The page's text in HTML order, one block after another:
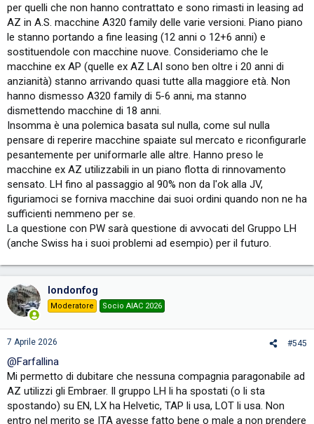
per quelli che non hanno contrattato e sono rimasti in leasing ad
AZ in A.S. macchine A320 family delle varie versioni. Piano piano
le stanno portando a fine leasing (12 anni o 12+6 anni) e
sostituendole con macchine nuove. Consideriamo che le
macchine ex AP (quelle ex AZ LAI sono ben oltre i 20 anni di
anzianità) stanno arrivando quasi tutte alla maggiore età. Non
hanno dismesso A320 family di 5-6 anni, ma stanno
dismettendo macchine di 18 anni.
Insomma è una polemica basata sul nulla, come sul nulla
pensare di reperire macchine spaiate sul mercato e riconfigurarle
pesantemente per uniformarle alle altre. Hanno preso le
macchine ex AZ utilizzabili in un piano flotta di rinnovamento
sensato. LH fino al passaggio al 90% non da l'ok alla JV,
figuriamoci se forniva macchine dai suoi ordini quando non ne ha
sufficienti nemmeno per se.
La questione con PW sarà questione di avvocati del Gruppo LH
(anche Swiss ha i suoi problemi ad esempio) per il futuro.
londonfog
Moderatore Socio AIAC 2026
7 Aprile 2026 #545
@Farfallina
Mi permetto di dubitare che nessuna compagnia paragonabile ad
AZ utilizzi gli Embraer. Il gruppo LH li ha spostati (o li sta
spostando) su EN, LX ha Helvetic, TAP li usa, LOT li usa. Non
entro nel merito se ITA avesse fatto bene o male a non prendere